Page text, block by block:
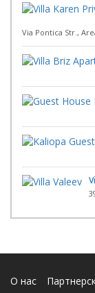
Via Pontica Str.,
О нас